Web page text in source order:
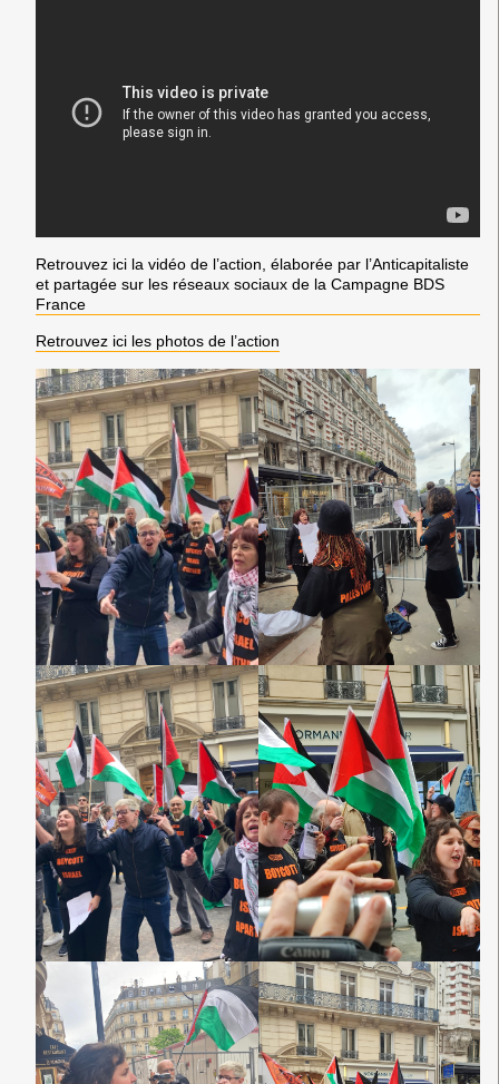
Retrouvez ici la vidéo de l’action, élaborée par l’Anticapitaliste
et partagée sur les réseaux sociaux de la Campagne BDS
France
Retrouvez ici les photos de l’action